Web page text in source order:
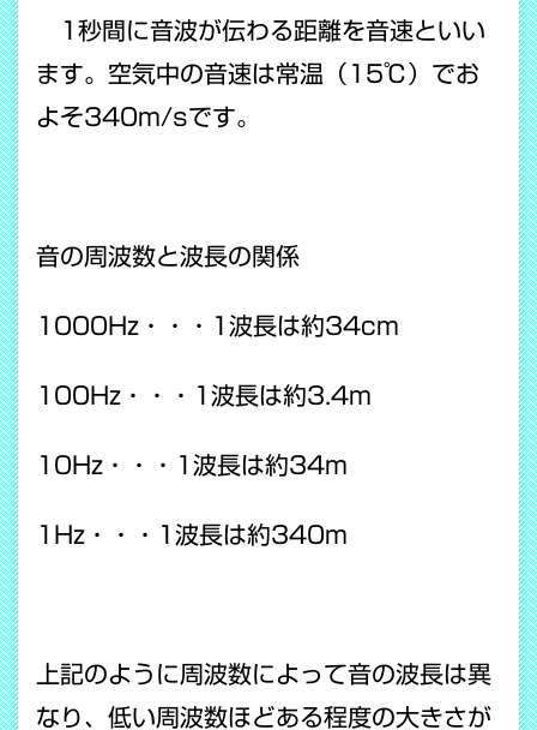
1秒間に音波が伝わる距離を音速といい
ます。空気中の音速は常温（15℃）でお
よそ340m/sです。
音の周波数と波長の関係
1000Hz・・・1波長は約34cm
100Hz・・・1波長は約3.4m
10Hz・・・1波長は約34m
1Hz・・・1波長は約340m
上記のように周波数によって音の波長は異
なり、低い周波数ほどある程度の大きさが